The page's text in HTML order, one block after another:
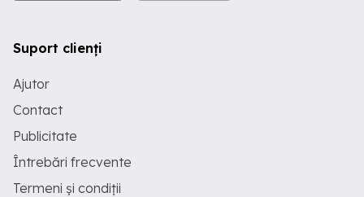
Suport clienți
Ajutor
Contact
Publicitate
Întrebări frecvente
Termeni și condiții